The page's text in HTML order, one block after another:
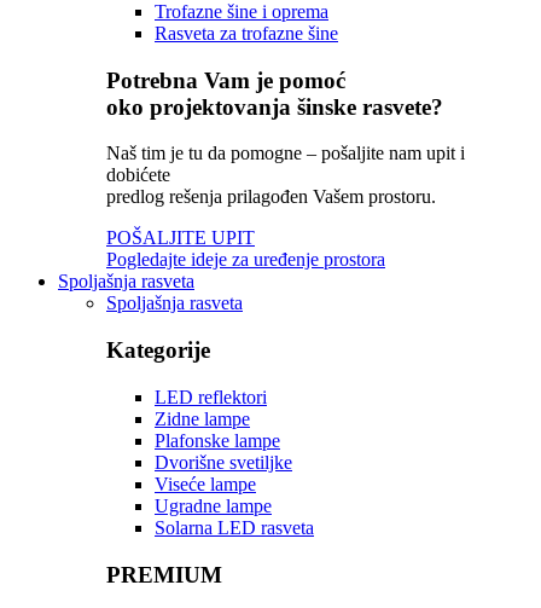
Trofazne šine i oprema
Rasveta za trofazne šine
Potrebna Vam je pomoć
oko projektovanja šinske rasvete?
Naš tim je tu da pomogne – pošaljite nam upit i
dobićete
predlog rešenja prilagođen Vašem prostoru.
POŠALJITE UPIT
Pogledajte ideje za uređenje prostora
Spoljašnja rasveta
Spoljašnja rasveta
Kategorije
LED reflektori
Zidne lampe
Plafonske lampe
Dvorišne svetiljke
Viseće lampe
Ugradne lampe
Solarna LED rasveta
PREMIUM